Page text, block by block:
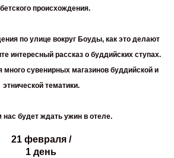
происхождения.
по улице вокруг Боуды, как это делают
интересный рассказ о буддийских ступах.
много сувенирных магазинов буддийской и
этнической тематики.
нас будет ждать ужин в отеле.
21 февраля /
1 день